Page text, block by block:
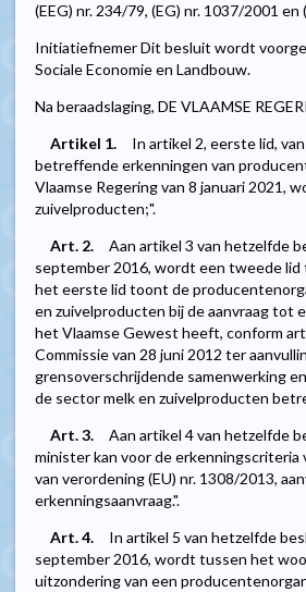
(EEG) nr. 234/79, (EG) nr. 1037/2001
Initiatiefnemer Dit besluit wordt
Sociale Economie en Landbouw.
Na beraadslaging, DE VLAAMSE
Artikel 1.
In artikel 2, eerste lid,
betreffende erkenningen van
Vlaamse Regering van 8 januari 2021,
zuivelproducten;".
Art. 2.
Aan artikel 3 van hetzelfde
september 2016, wordt een tweede
het eerste lid toont de
en zuivelproducten bij de aanvraag tot
het Vlaamse Gewest heeft, conform
Commissie van 28 juni 2012 ter
grensoverschrijdende samenwerking
de sector melk en zuivelproducten
Art. 3.
Aan artikel 4 van hetzelfde
minister kan voor de erkenningscriteria
van verordening (EU) nr. 1308/2013,
erkenningsaanvraag.".
Art. 4.
In artikel 5 van hetzelfde
september 2016, wordt tussen het
uitzondering van een